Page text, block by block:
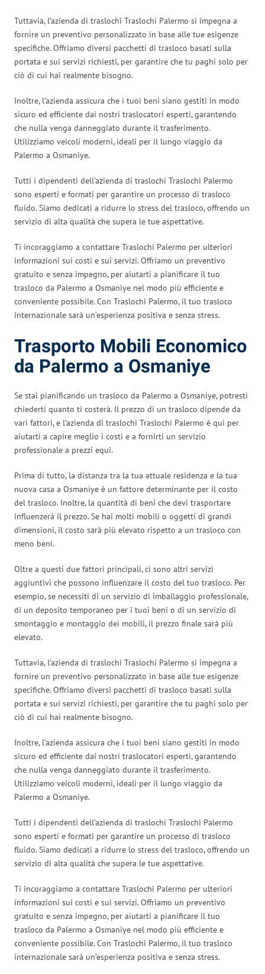
Tuttavia, l’azienda di traslochi Traslochi Palermo si impegna a
fornire un preventivo personalizzato in base alle tue esigenze
specifiche. Offriamo diversi pacchetti di trasloco basati sulla
portata e sui servizi richiesti, per garantire che tu paghi solo per
ciò di cui hai realmente bisogno.
Inoltre, l’azienda assicura che i tuoi beni siano gestiti in modo
sicuro ed efficiente dai nostri traslocatori esperti, garantendo
che nulla venga danneggiato durante il trasferimento.
Utilizziamo veicoli moderni, ideali per il lungo viaggio da
Palermo a Osmaniye.
Tutti i dipendenti dell’azienda di traslochi Traslochi Palermo
sono esperti e formati per garantire un processo di trasloco
fluido. Siamo dedicati a ridurre lo stress del trasloco, offrendo un
servizio di alta qualità che supera le tue aspettative.
Ti incoraggiamo a contattare Traslochi Palermo per ulteriori
informazioni sui costi e sui servizi. Offriamo un preventivo
gratuito e senza impegno, per aiutarti a pianificare il tuo
trasloco da Palermo a Osmaniye nel modo più efficiente e
conveniente possibile. Con Traslochi Palermo, il tuo trasloco
internazionale sarà un’esperienza positiva e senza stress.
Trasporto Mobili Economico
da Palermo a Osmaniye
Se stai pianificando un trasloco da Palermo a Osmaniye, potresti
chiederti quanto ti costerà. Il prezzo di un trasloco dipende da
vari fattori, e l’azienda di traslochi Traslochi Palermo è qui per
aiutarti a capire meglio i costi e a fornirti un servizio
professionale a prezzi equi.
Prima di tutto, la distanza tra la tua attuale residenza e la tua
nuova casa a Osmaniye è un fattore determinante per il costo
del trasloco. Inoltre, la quantità di beni che devi trasportare
influenzerà il prezzo. Se hai molti mobili o oggetti di grandi
dimensioni, il costo sarà più elevato rispetto a un trasloco con
meno beni.
Oltre a questi due fattori principali, ci sono altri servizi
aggiuntivi che possono influenzare il costo del tuo trasloco. Per
esempio, se necessiti di un servizio di imballaggio professionale,
di un deposito temporaneo per i tuoi beni o di un servizio di
smontaggio e montaggio dei mobili, il prezzo finale sarà più
elevato.
Tuttavia, l’azienda di traslochi Traslochi Palermo si impegna a
fornire un preventivo personalizzato in base alle tue esigenze
specifiche. Offriamo diversi pacchetti di trasloco basati sulla
portata e sui servizi richiesti, per garantire che tu paghi solo per
ciò di cui hai realmente bisogno.
Inoltre, l’azienda assicura che i tuoi beni siano gestiti in modo
sicuro ed efficiente dai nostri traslocatori esperti, garantendo
che nulla venga danneggiato durante il trasferimento.
Utilizziamo veicoli moderni, ideali per il lungo viaggio da
Palermo a Osmaniye.
Tutti i dipendenti dell’azienda di traslochi Traslochi Palermo
sono esperti e formati per garantire un processo di trasloco
fluido. Siamo dedicati a ridurre lo stress del trasloco, offrendo un
servizio di alta qualità che supera le tue aspettative.
Ti incoraggiamo a contattare Traslochi Palermo per ulteriori
informazioni sui costi e sui servizi. Offriamo un preventivo
gratuito e senza impegno, per aiutarti a pianificare il tuo
trasloco da Palermo a Osmaniye nel modo più efficiente e
conveniente possibile. Con Traslochi Palermo, il tuo trasloco
internazionale sarà un’esperienza positiva e senza stress.